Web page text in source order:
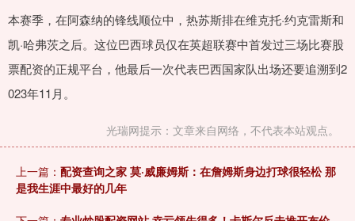
本赛季，在阿森纳的锋线顺位中，热苏斯排在维克托·约克雷斯和
凯·哈弗茨之后。这位巴西球员仅在英超联赛中首发过三场比赛股
票配资的正规平台，他最后一次代表巴西国家队出场还要追溯到2
023年11月。
光瑞网提示：文章来自网络，不代表本站观点。
上一篇： 配资查询之家 莫·威廉姆斯：在詹姆斯身边打球很轻松 那
是我生涯中最好的几年